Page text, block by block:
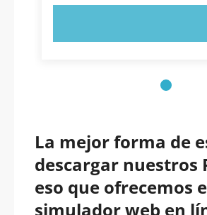
La mejor forma de
descargar nuestros
eso que ofrecemos
simulador web en